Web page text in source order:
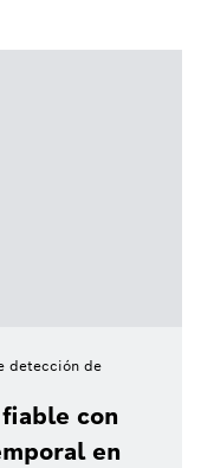
detección de
con
en